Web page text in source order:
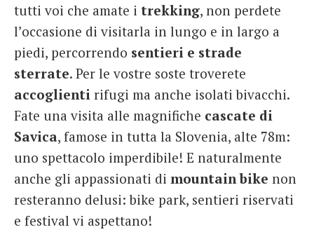
tutti voi che amate i trekking, non perdete
l’occasione di visitarla in lungo e in largo a
piedi, percorrendo sentieri e strade
sterrate. Per le vostre soste troverete
accoglienti rifugi ma anche isolati bivacchi.
Fate una visita alle magnifiche cascate di
Savica, famose in tutta la Slovenia, alte 78m:
uno spettacolo imperdibile! E naturalmente
anche gli appassionati di mountain bike non
resteranno delusi: bike park, sentieri riservati
e festival vi aspettano!